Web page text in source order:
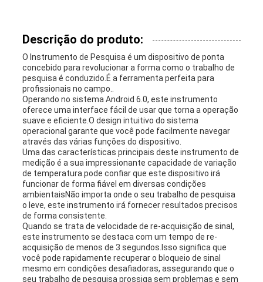
Descrição do produto:
O Instrumento de Pesquisa é um dispositivo de ponta
concebido para revolucionar a forma como o trabalho de
pesquisa é conduzido.É a ferramenta perfeita para
profissionais no campo..
Operando no sistema Android 6.0, este instrumento
oferece uma interface fácil de usar que torna a operação
suave e eficiente.O design intuitivo do sistema
operacional garante que você pode facilmente navegar
através das várias funções do dispositivo.
Uma das características principais deste instrumento de
medição é a sua impressionante capacidade de variação
de temperatura.pode confiar que este dispositivo irá
funcionar de forma fiável em diversas condições
ambientaisNão importa onde o seu trabalho de pesquisa
o leve, este instrumento irá fornecer resultados precisos
de forma consistente.
Quando se trata de velocidade de re-acquisição de sinal,
este instrumento se destaca com um tempo de re-
acquisição de menos de 3 segundos.Isso significa que
você pode rapidamente recuperar o bloqueio de sinal
mesmo em condições desafiadoras, assegurando que o
seu trabalho de pesquisa prossiga sem problemas e sem